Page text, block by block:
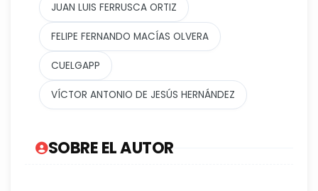
JUAN LUIS FERRUSCA ORTIZ
FELIPE FERNANDO MACÍAS OLVERA
CUELGAPP
VÍCTOR ANTONIO DE JESÚS HERNÁNDEZ
SOBRE EL AUTOR